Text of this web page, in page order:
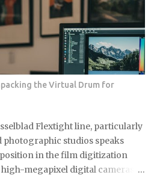
your location qualify, and
done before the deadline? Here's
before you buy a charger
The credit rate is 30% of total
the charger unit and
The residential cap is $1,000
property, meaning the charger
together as one figure.
qualify as well. These can
the grid or your ...
the Virtual Drum for
Flextight line, particularly
studios speaks
in the film digitization
megapixel digital cameras